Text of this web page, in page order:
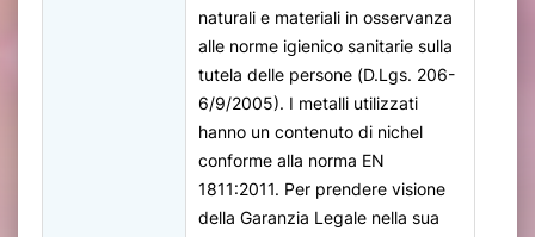
naturali e materiali in osservanza
alle norme igienico sanitarie sulla
tutela delle persone (D.Lgs. 206-
6/9/2005). I metalli utilizzati
hanno un contenuto di nichel
conforme alla norma EN
1811:2011. Per prendere visione
della Garanzia Legale nella sua